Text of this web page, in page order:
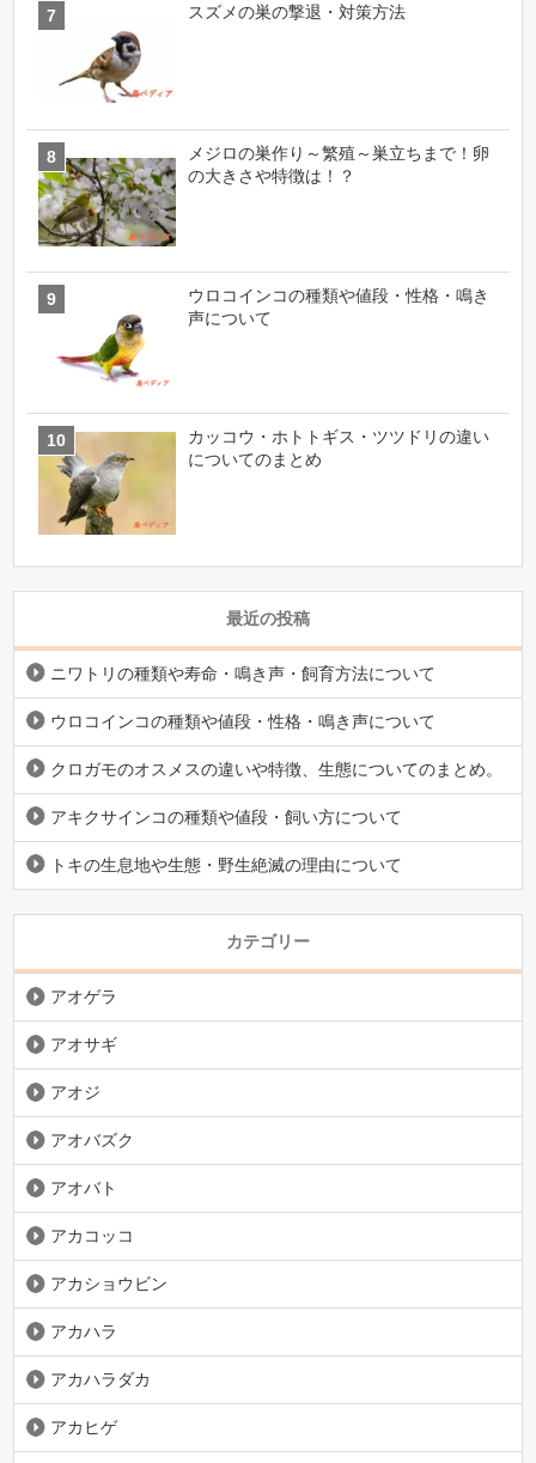
スズメの巣の撃退・対策方法
メジロの巣作り～繁殖～巣立ちまで！卵
の大きさや特徴は！？
ウロコインコの種類や値段・性格・鳴き
声について
カッコウ・ホトトギス・ツツドリの違い
についてのまとめ
最近の投稿
ニワトリの種類や寿命・鳴き声・飼育方法について
ウロコインコの種類や値段・性格・鳴き声について
クロガモのオスメスの違いや特徴、生態についてのまとめ。
アキクサインコの種類や値段・飼い方について
トキの生息地や生態・野生絶滅の理由について
カテゴリー
アオゲラ
アオサギ
アオジ
アオバズク
アオバト
アカコッコ
アカショウビン
アカハラ
アカハラダカ
アカヒゲ